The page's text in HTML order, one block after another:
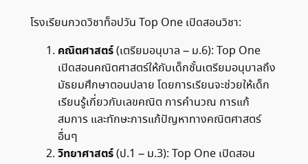
โรงเรียนกวดวิชาท็อปวัน Top One เปิดสอนวิชา:
คณิตศาสตร์(เตรียมอนุบาล – ม.6): Top One
เปิดสอนคณิตศาสตร์ให้กับเด็กชั้นเตรียมอนุบาลถึง
มัธยมศึกษาตอนปลาย โดยการเรียนจะช่วยให้เด็ก
เรียนรู้เกี่ยวกับเลขคณิต การคำนวณ การแก้
สมการ และทักษะการแก้ปัญหาทางคณิตศาสตร์
อื่นๆ
วิทยาศาสตร์(ป.1 – ม.3): Top One เปิดสอน